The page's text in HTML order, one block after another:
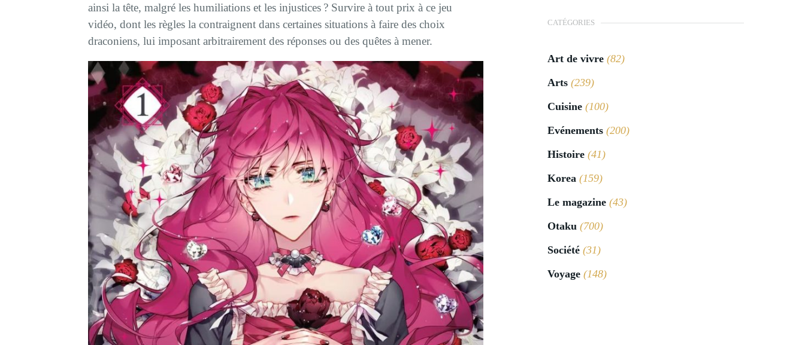
ainsi la tête, malgré les humiliations et les injustices ? Survire à tout prix à ce jeu
vidéo, dont les règles la contraignent dans certaines situations à faire des choix
draconiens, lui imposant arbitrairement des réponses ou des quêtes à mener.
CATÉGORIES
Art de vivre (82)
Arts (239)
Cuisine (100)
Evénements (200)
Histoire (41)
Korea (159)
Le magazine (43)
Otaku (700)
Société (31)
Voyage (148)